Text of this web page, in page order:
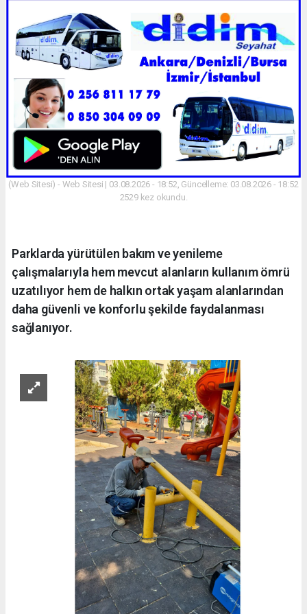
(Web Sitesi) - Web Sitesi | 03.08.2026 - 18:52, Güncelleme: 03.08.2026 - 18:52
2529 kez okundu.
Parklarda yürütülen bakım ve yenileme
çalışmalarıyla hem mevcut alanların kullanım ömrü
uzatılıyor hem de halkın ortak yaşam alanlarından
daha güvenli ve konforlu şekilde faydalanması
sağlanıyor.